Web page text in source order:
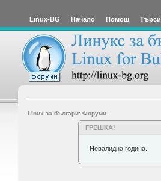
Linux-BG Начало Помощ Търси
Linux за българи: Форуми
ГРЕШКА!
Невалидна година.